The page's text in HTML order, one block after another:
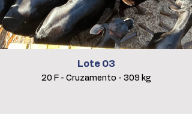
Lote 03
20 F - Cruzamento - 309 kg